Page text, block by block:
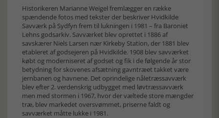
Historikeren Marianne Weigel fremlægger en række
spændende fotos med tekster der beskriver Hvidkilde
Savværk på Sydfyn frem til lukningen i 1981 – fra Baroniet
Lehns godsarkiv. Savværket blev oprettet i 1886 af
savskærer Niels Larsen nær Kirkeby Station, der 1881 blev
etableret af godsejeren på Hvidkilde. 1908 blev savværket
købt og moderniseret af godset og fik i de følgende år stor
betydning for skovenes afsætning gavntræet takket være
jernbanen og havnene. Det oprindelige nåletræssavværk
blev efter 2. verdenskrig udbygget med løvtræssavværk
men med stormen i 1967, hvor der væltede store mængder
træ, blev markedet oversvømmet, priserne faldt og
savværket måtte lukke i 1981.